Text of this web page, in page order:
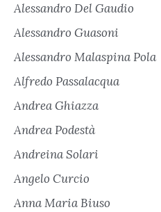
Alessandro Del Gaudio
Alessandro Guasoni
Alessandro Malaspina Pola
Alfredo Passalacqua
Andrea Ghiazza
Andrea Podestà
Andreina Solari
Angelo Curcio
Anna Maria Biuso